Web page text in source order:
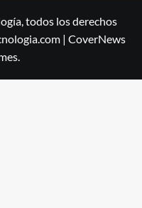
todos los derechos
| CoverNews